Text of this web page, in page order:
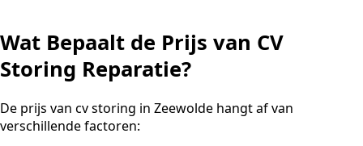
Wat Bepaalt de Prijs van CV
Storing Reparatie?
De prijs van cv storing in Zeewolde hangt af van
verschillende factoren: